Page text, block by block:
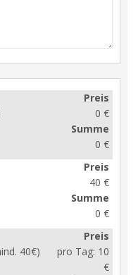
Preis
0 €
Summe
0 €
Preis
40 €
Summe
0 €
40€)
Preis
pro Tag: 10
€